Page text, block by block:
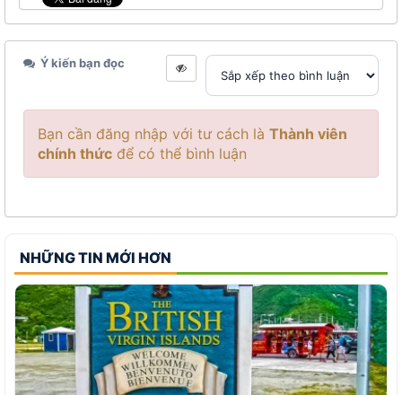
Ý kiến bạn đọc
Bạn cần đăng nhập với tư cách là Thành viên
chính thức để có thể bình luận
NHỮNG TIN MỚI HƠN